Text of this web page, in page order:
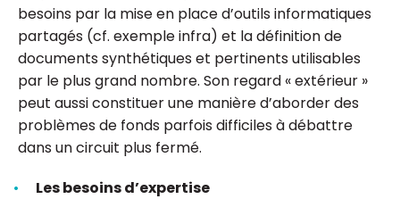
besoins par la mise en place d’outils informatiques
partagés (cf. exemple infra) et la définition de
documents synthétiques et pertinents utilisables
par le plus grand nombre. Son regard « extérieur »
peut aussi constituer une manière d’aborder des
problèmes de fonds parfois difficiles à débattre
dans un circuit plus fermé.
Les besoins d’expertise